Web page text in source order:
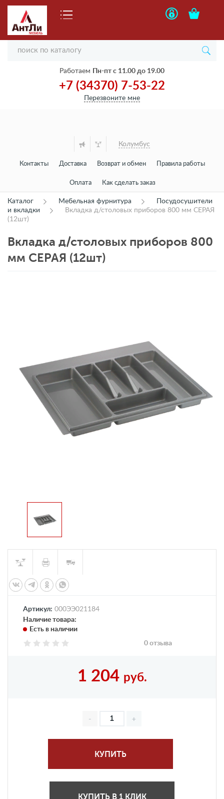
Работаем Пн-пт с 11.00 до 19.00
+7 (34370) 7-53-22
Перезвоните мне
Колумбус
Контакты Доставка Возврат и обмен Правила работы
Оплата Как сделать заказ
Каталог Мебельная фурнитура
Посудосушители
и вкладки
Вкладка д/столовых приборов 800 мм СЕРАЯ
(12шт)
Вкладка д/столовых приборов 800
мм СЕРАЯ (12шт)
Артикул: 000ЭЭ021184
Наличие товара:
Есть в наличии
0 отзыва
1 204 руб.
КУПИТЬ
КУПИТЬ В 1 КЛИК